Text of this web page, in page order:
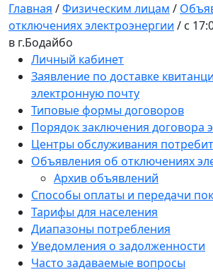
Главная /Физическим лицам /
отключениях электроэнергии / с
в г.Бодайбо
Личный кабинет
Заявление по доставке
электронную почту
Типовые формы договоров
Порядок заключения договора
Центры обслуживания
Объявления об отключениях
Архив объявлений
Способы оплаты и передачи
Тарифы для населения
Диапазоны потребления
Уведомления о задолженности
Часто задаваемые вопросы